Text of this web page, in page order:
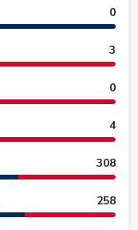
0
3
0
4
308
258